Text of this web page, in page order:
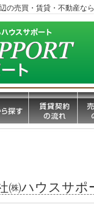
の売買・賃貸・不動産な
㈱ハウスサ